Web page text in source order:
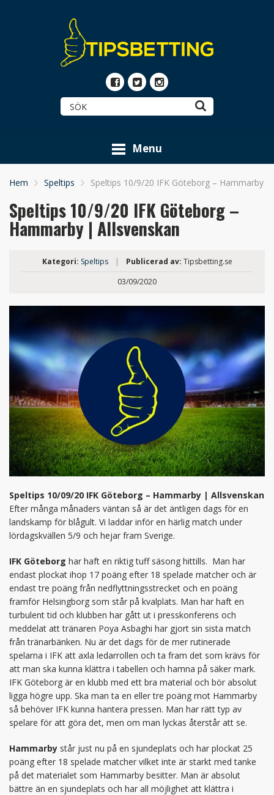
Menu
Hem Speltips Speltips 10/9/20 IFK Göteborg – Hammarby |
Speltips 10/9/20 IFK Göteborg –
Hammarby | Allsvenskan
Kategori: Speltips | Publicerad av: Tipsbetting.se
03/09/2020
Speltips 10/09/20 IFK Göteborg – Hammarby | Allsvenskan
Efter många månaders väntan så är det äntligen dags för en
landskamp för blågult. Vi laddar inför en härlig match under
lördagskvällen 5/9 och hejar fram Sverige.
IFK Göteborg har haft en riktig tuff säsong hittills. Man har
endast plockat ihop 17 poäng efter 18 spelade matcher och är
endast tre poäng från nedflyttningsstrecket och en poäng
framför Helsingborg som står på kvalplats. Man har haft en
turbulent tid och klubben har gått ut i presskonferens och
meddelat att tränaren Poya Asbaghi har gjort sin sista match
från tränarbänken. Nu är det dags för de mer rutinerade
spelarna i IFK att axla ledarrollen och ta fram det som krävs för
att man ska kunna klättra i tabellen och hamna på säker mark.
IFK Göteborg är en klubb med ett bra material och bör absolut
ligga högre upp. Ska man ta en eller tre poäng mot Hammarby
så behöver IFK kunna hantera pressen. Man har rätt typ av
spelare för att göra det, men om man lyckas återstår att se.
Hammarby står just nu på en sjundeplats och har plockat 25
poäng efter 18 spelade matcher vilket inte är starkt med tanke
på det materialet som Hammarby besitter. Man är absolut
bättre än en sjundeplats och har all möjlighet att klättra i